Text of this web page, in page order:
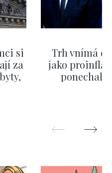
si
za
Trh vnímá
jako
ponechali